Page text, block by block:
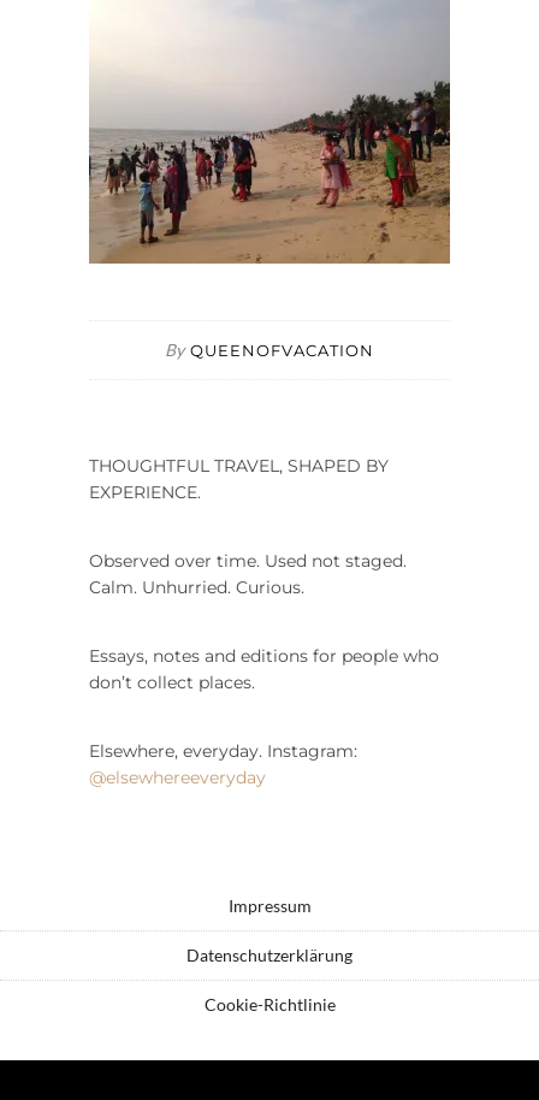
By QUEENOFVACATION
THOUGHTFUL TRAVEL, SHAPED BY
EXPERIENCE.
Observed over time. Used not staged.
Calm. Unhurried. Curious.
Essays, notes and editions for people who
don’t collect places.
Elsewhere, everyday. Instagram:
@elsewhereeveryday
Impressum
Datenschutzerklärung
Cookie-Richtlinie